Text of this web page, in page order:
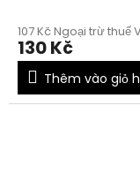
107 Kč Ngoại trừ thuế
130 Kč
Thêm vào giỏ